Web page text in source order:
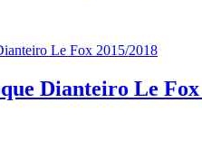
Dianteiro Le Fox